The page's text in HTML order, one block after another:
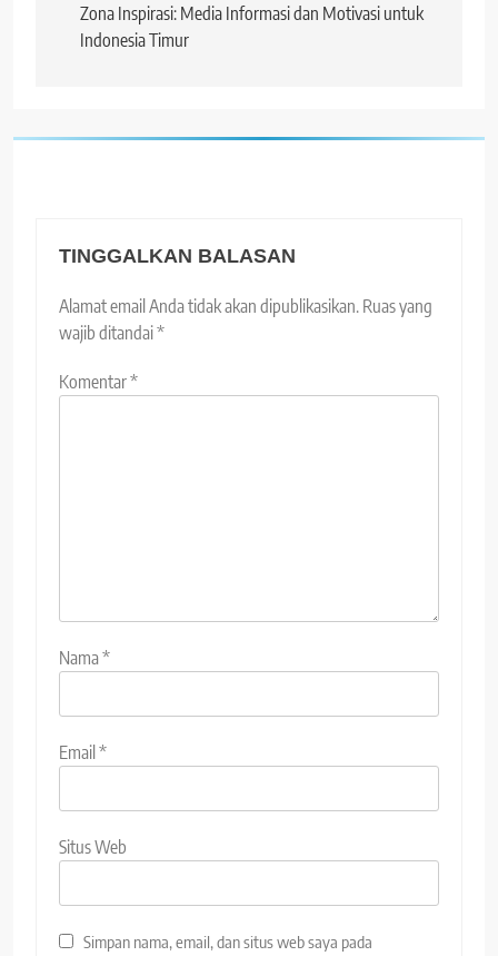
pos
Zona Inspirasi: Media Informasi dan Motivasi untuk
Indonesia Timur
TINGGALKAN BALASAN
Alamat email Anda tidak akan dipublikasikan. Ruas yang
wajib ditandai*
Komentar*
Nama*
Email *
Situs Web
Simpan nama, email, dan situs web saya pada